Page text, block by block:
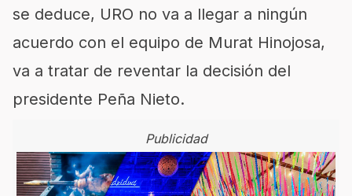
se deduce, URO no va a llegar a ningún
acuerdo con el equipo de Murat Hinojosa,
va a tratar de reventar la decisión del
presidente Peña Nieto.
Publicidad